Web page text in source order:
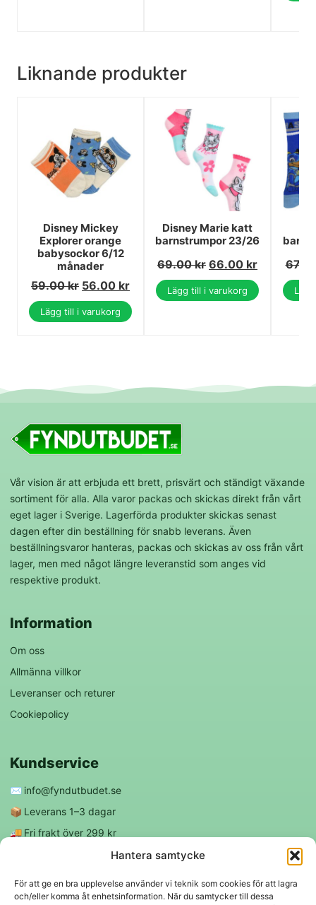
Hantera samtycke
För att ge en bra upplevelse använder vi teknik som cookies för att lagra
och/eller komma åt enhetsinformation. När du samtycker till dessa
Liknande produkter
Disney Mickey
Explorer orange
babysockor 6/12
månader
59.00kr 56.00 kr
Lägg till i varukorg
Disney Marie katt
barnstrumpor 23/26
69.00kr 66.00 kr
Lägg till i varukorg
Vår vision är att erbjuda ett brett, prisvärt och ständigt växande
sortiment för alla. Alla varor packas och skickas direkt från vårt
eget lager i Sverige. Lagerförda produkter skickas senast
dagen efter din beställning för snabb leverans. Även
beställningsvaror hanteras, packas och skickas av oss från vårt
lager, men med något längre leveranstid som anges vid
respektive produkt.
Information
Om oss
Allmänna villkor
Leveranser och returer
Cookiepolicy
Kundservice
✉️ info@fyndutbudet.se
📦 Leverans 1–3 dagar
🚚 Fri frakt över 299 kr